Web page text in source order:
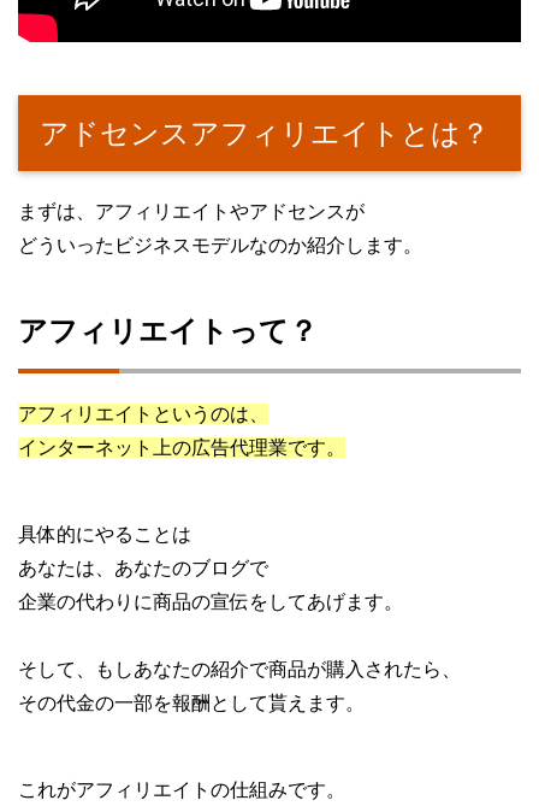
アドセンスアフィリエイトとは？
まずは、アフィリエイトやアドセンスが
どういったビジネスモデルなのか紹介します。
アフィリエイトって？
アフィリエイトというのは、
インターネット上の広告代理業です。
具体的にやることは
あなたは、あなたのブログで
企業の代わりに商品の宣伝をしてあげます。
そして、もしあなたの紹介で商品が購入されたら、
その代金の一部を報酬として貰えます。
これがアフィリエイトの仕組みです。